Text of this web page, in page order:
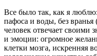
Все было так, как я
пафоса и воды, без вранья
человек отвечает своими
и эмоции: огромное
клетки мозга, искренняя